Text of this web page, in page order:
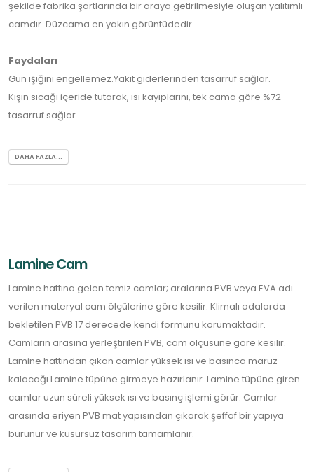
şekilde fabrika şartlarında bir araya getirilmesiyle oluşan yalıtımlı
camdır. Düzcama en yakın görüntüdedir.
Faydaları
Gün ışığını engellemez.Yakıt giderlerinden tasarruf sağlar.
Kışın sıcağı içeride tutarak, ısı kayıplarını, tek cama göre %72
tasarruf sağlar.
DAHA FAZLA...
Lamine Cam
Lamine hattına gelen temiz camlar; aralarına PVB veya EVA adı
verilen materyal cam ölçülerine göre kesilir. Klimalı odalarda
bekletilen PVB 17 derecede kendi formunu korumaktadır.
Camların arasına yerleştirilen PVB, cam ölçüsüne göre kesilir.
Lamine hattından çıkan camlar yüksek ısı ve basınca maruz
kalacağı Lamine tüpüne girmeye hazırlanır. Lamine tüpüne giren
camlar uzun süreli yüksek ısı ve basınç işlemi görür. Camlar
arasında eriyen PVB mat yapısından çıkarak şeffaf bir yapıya
bürünür ve kusursuz tasarım tamamlanır.